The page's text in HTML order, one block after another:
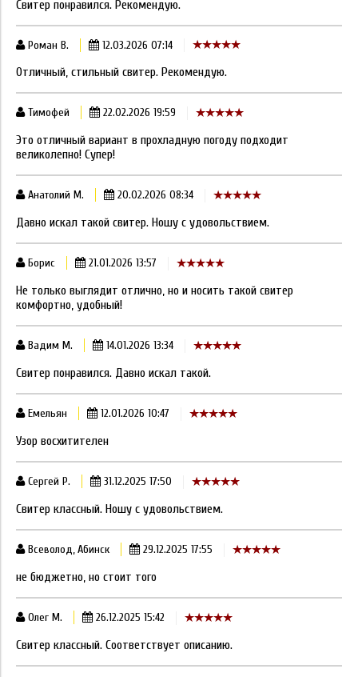
Свитер понравился. Рекомендую.
Роман В. 12.03.2026 07:14
Отличный, стильный свитер. Рекомендую.
Тимофей 22.02.2026 19:59
Это отличный вариант в прохладную погоду подходит
великолепно! Супер!
Анатолий М. 20.02.2026 08:34
Давно искал такой свитер. Ношу с удовольствием.
Борис 21.01.2026 13:57
Не только выглядит отлично, но и носить такой свитер
комфортно, удобный!
Вадим М. 14.01.2026 13:34
Свитер понравился. Давно искал такой.
Емельян 12.01.2026 10:47
Узор восхитителен
Сергей Р. 31.12.2025 17:50
Свитер классный. Ношу с удовольствием.
Всеволод, Абинск 29.12.2025 17:55
не бюджетно, но стоит того
Олег М. 26.12.2025 15:42
Свитер классный. Соответствует описанию.